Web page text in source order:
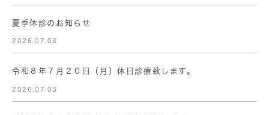
夏季休診のお知らせ
2026.07.03
令和８年７月２０日（月）休日診療致します。
2026.07.03